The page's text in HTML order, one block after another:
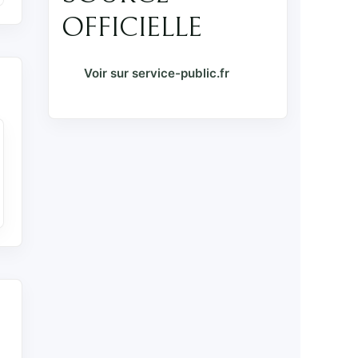
OFFICIELLE
Voir sur service-public.fr